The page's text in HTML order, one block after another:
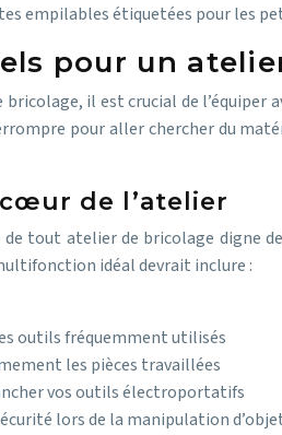
empilables étiquetées pour les
pour un
il est crucial de l’équiper
pour aller chercher du
de l’atelier
tout atelier de bricolage digne
idéal devrait inclure :
outils fréquemment utilisés
les pièces travaillées
vos outils électroportatifs
lors de la manipulation